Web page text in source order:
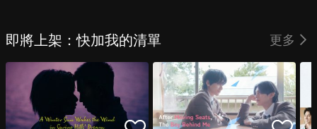
即將上架：快加我的清單 更多